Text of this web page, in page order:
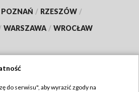
POZNAŃ / RZESZÓW /
WARSZAWA / WROCŁAW
do serwisu", aby wyrazić zgody na